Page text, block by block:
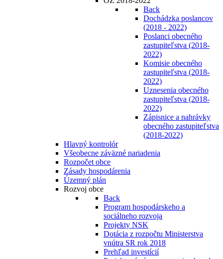
Back
Dochádzka poslancov
(2018 - 2022)
Poslanci obecného
zastupiteľstva (2018-
2022)
Komisie obecného
zastupiteľstva (2018-
2022)
Uznesenia obecného
zastupiteľstva (2018-
2022)
Zápisnice a nahrávky
obecného zastupiteľstva
(2018-2022)
Hlavný kontrolór
Všeobecne záväzné nariadenia
Rozpočet obce
Zásady hospodárenia
Územný plán
Rozvoj obce
Back
Program hospodárskeho a
sociálneho rozvoja
Projekty NSK
Dotácia z rozpočtu Ministerstva
vnútra SR rok 2018
Prehľad investícií